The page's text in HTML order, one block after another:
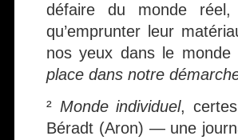
défaire du monde
qu’emprunter leur
nos yeux dans le
place dans notre
² Monde individuel,
Béradt (Aron) — une